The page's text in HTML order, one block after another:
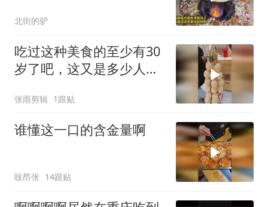
北街的驴
吃过这种美食的至少有30
岁了吧，这又是多少人的
张雨剪辑 1跟贴
谁懂这一口的含金量啊
吱昂张 14跟贴